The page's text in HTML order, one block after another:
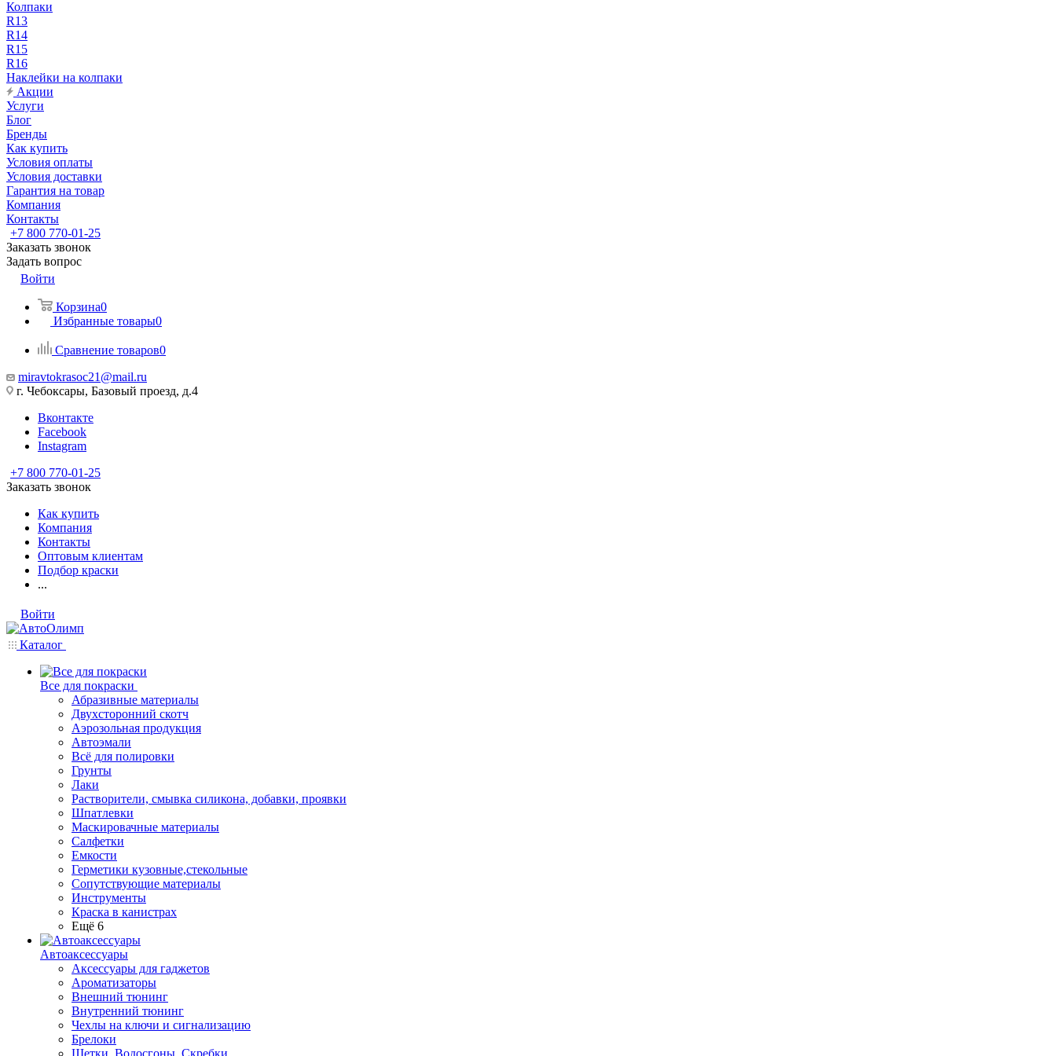
Колпаки
R13
R14
R15
R16
Наклейки на колпаки
Акции
Услуги
Блог
Бренды
Как купить
Условия оплаты
Условия доставки
Гарантия на товар
Компания
Контакты
+7 800 770-01-25
Заказать звонок
Задать вопрос
Войти
Корзина0
Избранные товары0
Сравнение товаров0
miravtokrasoc21@mail.ru
г. Чебоксары, Базовый проезд, д.4
Вконтакте
Facebook
Instagram
+7 800 770-01-25
Заказать звонок
Как купить
Компания
Контакты
Оптовым клиентам
Подбор краски
...
Войти
Каталог
Все для покраски
Абразивные материалы
Двухсторонний скотч
Аэрозольная продукция
Автоэмали
Всё для полировки
Грунты
Лаки
Растворители, смывка силикона, добавки, проявки
Шпатлевки
Маскировачные материалы
Салфетки
Емкости
Герметики кузовные,стекольные
Сопутствующие материалы
Инструменты
Краска в канистрах
Ещё 6
Автоаксессуары
Аксессуары для гаджетов
Ароматизаторы
Внешний тюнинг
Внутренний тюнинг
Чехлы на ключи и сигнализацию
Брелоки
Щетки, Водосгоны, Скребки